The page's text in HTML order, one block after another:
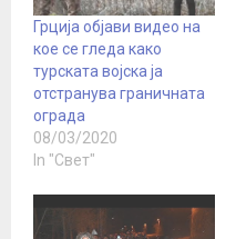
Грција објави видео на
кое се гледа како
турската војска ја
отстранува граничната
ограда
08/03/2020
In "Свет"